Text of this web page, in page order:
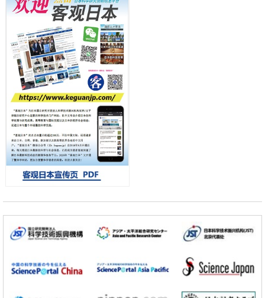
科学研究
用数理模型诠释慢性荨麻疹的发病机理，借助数学的力量实现个体化最
佳治疗
科学研究
【JST事业成果】发现室温下工作的交替磁体
科学研究
夜景也能清晰呈现在纸上——日本“铁路摄影迷”教授研发新技术
科学研究
【JST事业成果】开发低成本与低功耗的新型AI处理器
政策
日本科研费增设国际共同研究强化新类别，促进青年研究人员赴海外开
展研究
经济・社会
能力与生产力
科学研究
该基因的必要性因菌株而异
经济・社会
日本科学未来馆 科学交
流员
小岩井忠道 泷川 进